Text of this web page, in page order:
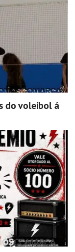
do voleibol á